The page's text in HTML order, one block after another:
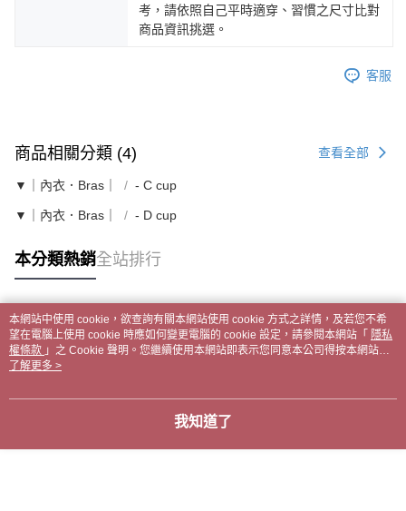
考，請依照自己平時適穿、習慣之尺寸比對
商品資訊挑選。
客服
商品相關分類 (4) 查看全部
▼｜內衣．Bras｜ - C cup
▼｜內衣．Bras｜ - D cup
本分類熱銷全站排行
熱門標籤
本網站中使用 cookie，欲查詢有關本網站使用 cookie 方式之詳情，及若您不希
望在電腦上使用 cookie 時應如何變更電腦的 cookie 設定，請參閱本網站「 隱私
權條款 」之 Cookie 聲明。您繼續使用本網站即表示您同意本公司得按本網站使
用條款之 Cookie 聲明使用 cookie。
了解更多 >
我知道了